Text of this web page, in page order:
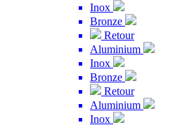
Inox
Bronze
Retour
Aluminium
Inox
Bronze
Retour
Aluminium
Inox